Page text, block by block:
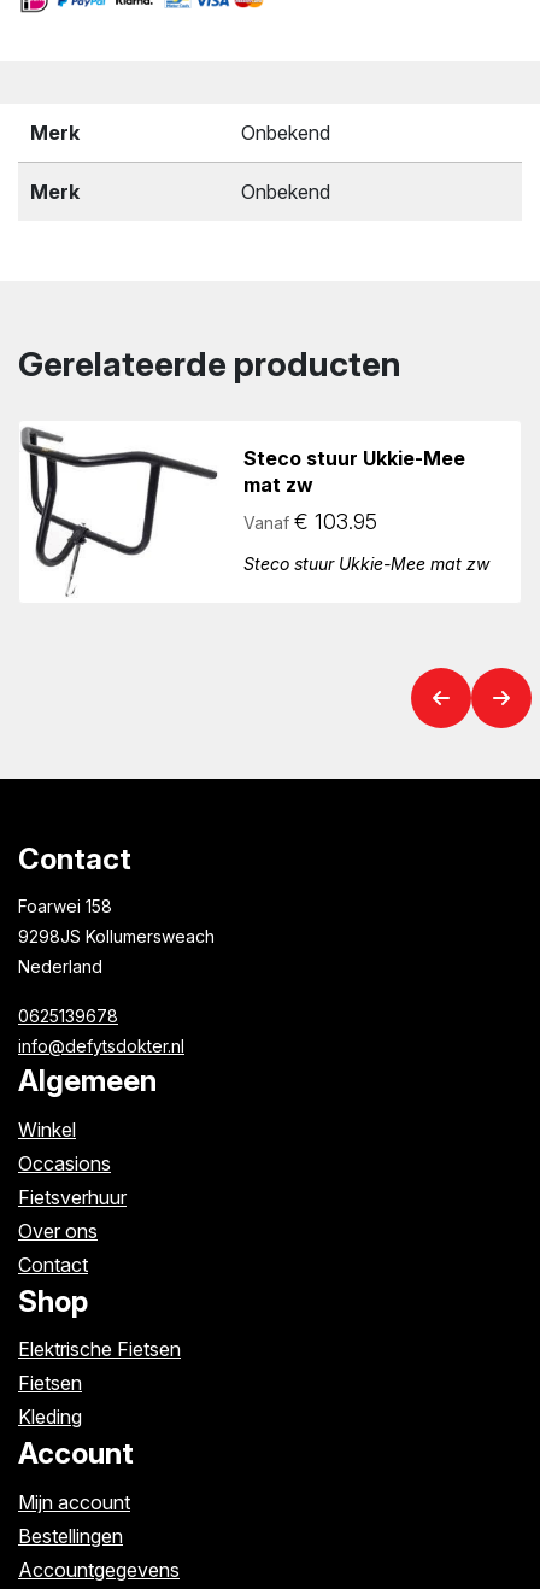
Merk Onbekend
Merk Onbekend
Gerelateerde producten
Steco stuur Ukkie-Mee
mat zw
Vanaf € 103.95
Steco stuur Ukkie-Mee mat zw
Contact
Foarwei 158
9298JS Kollumersweach
Nederland
0625139678
info@defytsdokter.nl
Algemeen
Winkel
Occasions
Fietsverhuur
Over ons
Contact
Shop
Elektrische Fietsen
Fietsen
Kleding
Account
Mijn account
Bestellingen
Accountgegevens